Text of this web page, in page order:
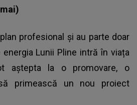
profesional și au parte doar
Lunii Pline intră în viața
aștepta la o promovare, o
primească un nou proiect